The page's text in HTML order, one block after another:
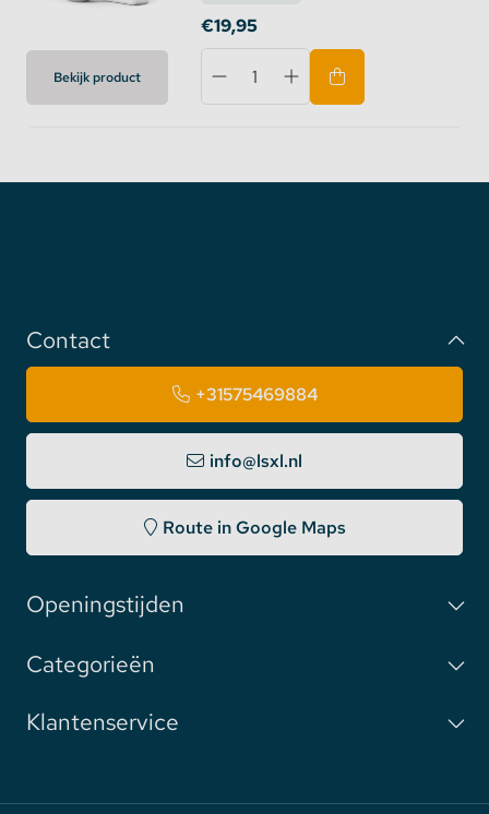
Bekijk product
€19,95
Contact
+31575469884
info@lsxl.nl
Route in Google Maps
Openingstijden
Categorieën
Klantenservice